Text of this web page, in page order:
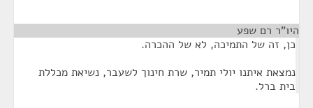
היו"ר רם שפע
כן, זה של התמיכה, לא של ההכרה.
נמצאת איתנו יולי תמיר, שרת חינוך לשעבר, נשיאת מכללת
בית ברל.